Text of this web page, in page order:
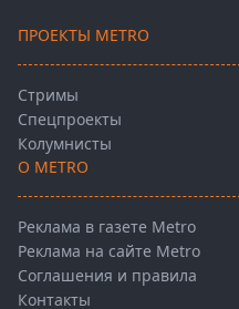
ПРОЕКТЫ METRO
Стримы
Спецпроекты
Колумнисты
О METRO
Реклама в газете Metro
Реклама на сайте Metro
Соглашения и правила
Контакты